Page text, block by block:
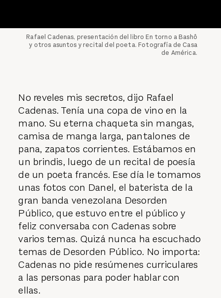
Rafael Cadenas, presentación del libro En torno a Bashô
y otros asuntos y recital del poeta. Fotografía de Casa
de América.
No reveles mis secretos, dijo Rafael
Cadenas. Tenía una copa de vino en la
mano. Su eterna chaqueta sin mangas,
camisa de manga larga, pantalones de
pana, zapatos corrientes. Estábamos en
un brindis, luego de un recital de poesía
de un poeta francés. Ese día le tomamos
unas fotos con Danel, el baterista de la
gran banda venezolana Desorden
Público, que estuvo entre el público y
feliz conversaba con Cadenas sobre
varios temas. Quizá nunca ha escuchado
temas de Desorden Público. No importa:
Cadenas no pide resúmenes curriculares
a las personas para poder hablar con
ellas.